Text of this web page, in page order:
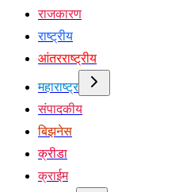
राजकारण
राष्ट्रीय
आंतरराष्ट्रीय
महाराष्ट्र
संपादकीय
बिझनेस
क्रीडा
क्राईम